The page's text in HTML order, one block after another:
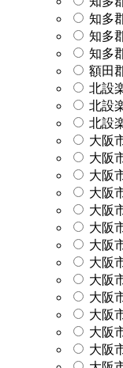
知多
知多
知多
額田
北設
北設
北設
大阪
大阪
大阪
大阪
大阪
大阪
大阪
大阪
大阪
大阪
大阪
大阪
大阪